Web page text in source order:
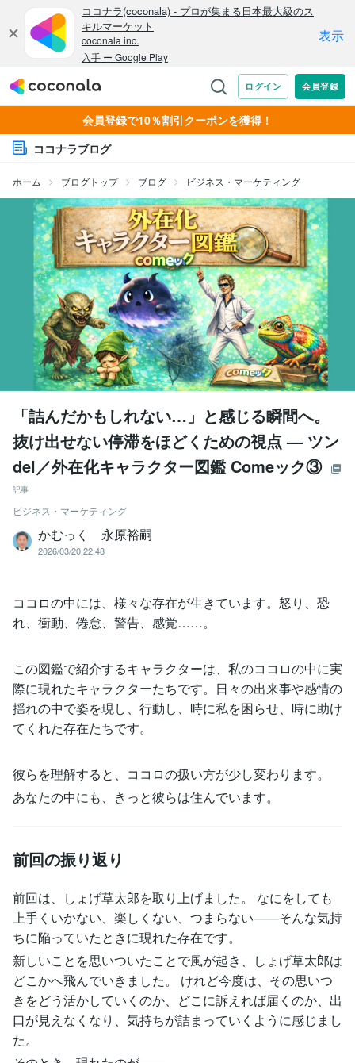
会員登録で10％割引クーポンを獲得！
ココナラブログ
ホーム ブログトップ ブログ ビジネス・マーケティング
「詰んだかもしれない…」と感じる瞬間へ。
抜け出せない停滞をほどくための視点 — ツン
del／外在化キャラクター図鑑 Comeック③
記事
ビジネス・マーケティング
かむっく 永原裕嗣
2026/03/20 22:48
ココロの中には、様々な存在が生きています。怒り、恐
れ、衝動、倦怠、警告、感覚……。
この図鑑で紹介するキャラクターは、私のココロの中に実
際に現れたキャラクターたちです。日々の出来事や感情の
揺れの中で姿を現し、行動し、時に私を困らせ、時に助け
てくれた存在たちです。
彼らを理解すると、ココロの扱い方が少し変わります。
あなたの中にも、きっと彼らは住んでいます。
前回の振り返り
前回は、しょげ草太郎を取り上げました。 なにをしても
上手くいかない、楽しくない、つまらない——そんな気持
ちに陥っていたときに現れた存在です。
新しいことを思いついたことで風が起き、しょげ草太郎は
どこかへ飛んでいきました。 けれど今度は、その思いつ
きをどう活かしていくのか、どこに訴えれば届くのか、出
口が見えなくなり、気持ちが詰まっていくように感じまし
た。